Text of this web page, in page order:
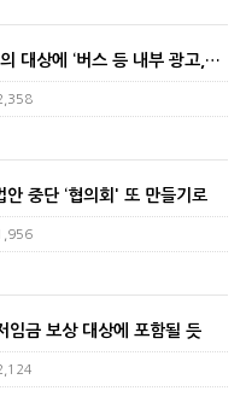
대상에 ‘버스 등 내부 광고,…
안 중단 ‘협의회' 또 만들기로
임금 보상 대상에 포함될 듯